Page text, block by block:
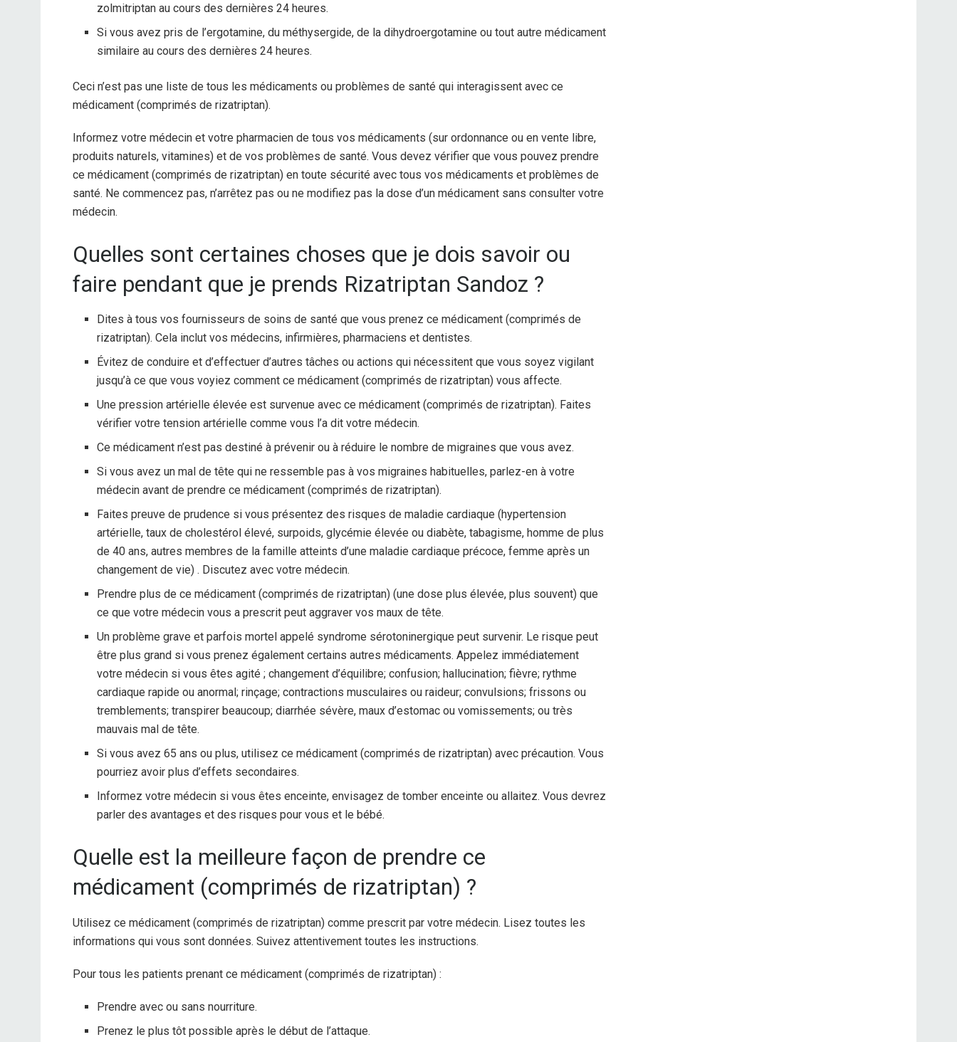
zolmitriptan au cours des dernières 24 heures.
Si vous avez pris de l’ergotamine, du méthysergide, de la dihydroergotamine ou tout autre médicament
similaire au cours des dernières 24 heures.
Ceci n’est pas une liste de tous les médicaments ou problèmes de santé qui interagissent avec ce
médicament (comprimés de rizatriptan).
Informez votre médecin et votre pharmacien de tous vos médicaments (sur ordonnance ou en vente libre,
produits naturels, vitamines) et de vos problèmes de santé. Vous devez vérifier que vous pouvez prendre
ce médicament (comprimés de rizatriptan) en toute sécurité avec tous vos médicaments et problèmes de
santé. Ne commencez pas, n’arrêtez pas ou ne modifiez pas la dose d’un médicament sans consulter votre
médecin.
Quelles sont certaines choses que je dois savoir ou
faire pendant que je prends Rizatriptan Sandoz ?
Dites à tous vos fournisseurs de soins de santé que vous prenez ce médicament (comprimés de
rizatriptan). Cela inclut vos médecins, infirmières, pharmaciens et dentistes.
Évitez de conduire et d’effectuer d’autres tâches ou actions qui nécessitent que vous soyez vigilant
jusqu’à ce que vous voyiez comment ce médicament (comprimés de rizatriptan) vous affecte.
Une pression artérielle élevée est survenue avec ce médicament (comprimés de rizatriptan). Faites
vérifier votre tension artérielle comme vous l’a dit votre médecin.
Ce médicament n’est pas destiné à prévenir ou à réduire le nombre de migraines que vous avez.
Si vous avez un mal de tête qui ne ressemble pas à vos migraines habituelles, parlez-en à votre
médecin avant de prendre ce médicament (comprimés de rizatriptan).
Faites preuve de prudence si vous présentez des risques de maladie cardiaque (hypertension
artérielle, taux de cholestérol élevé, surpoids, glycémie élevée ou diabète, tabagisme, homme de plus
de 40 ans, autres membres de la famille atteints d’une maladie cardiaque précoce, femme après un
changement de vie) . Discutez avec votre médecin.
Prendre plus de ce médicament (comprimés de rizatriptan) (une dose plus élevée, plus souvent) que
ce que votre médecin vous a prescrit peut aggraver vos maux de tête.
Un problème grave et parfois mortel appelé syndrome sérotoninergique peut survenir. Le risque peut
être plus grand si vous prenez également certains autres médicaments. Appelez immédiatement
votre médecin si vous êtes agité ; changement d’équilibre; confusion; hallucination; fièvre; rythme
cardiaque rapide ou anormal; rinçage; contractions musculaires ou raideur; convulsions; frissons ou
tremblements; transpirer beaucoup; diarrhée sévère, maux d’estomac ou vomissements; ou très
mauvais mal de tête.
Si vous avez 65 ans ou plus, utilisez ce médicament (comprimés de rizatriptan) avec précaution. Vous
pourriez avoir plus d’effets secondaires.
Informez votre médecin si vous êtes enceinte, envisagez de tomber enceinte ou allaitez. Vous devrez
parler des avantages et des risques pour vous et le bébé.
Quelle est la meilleure façon de prendre ce
médicament (comprimés de rizatriptan) ?
Utilisez ce médicament (comprimés de rizatriptan) comme prescrit par votre médecin. Lisez toutes les
informations qui vous sont données. Suivez attentivement toutes les instructions.
Pour tous les patients prenant ce médicament (comprimés de rizatriptan) :
Prendre avec ou sans nourriture.
Prenez le plus tôt possible après le début de l’attaque.